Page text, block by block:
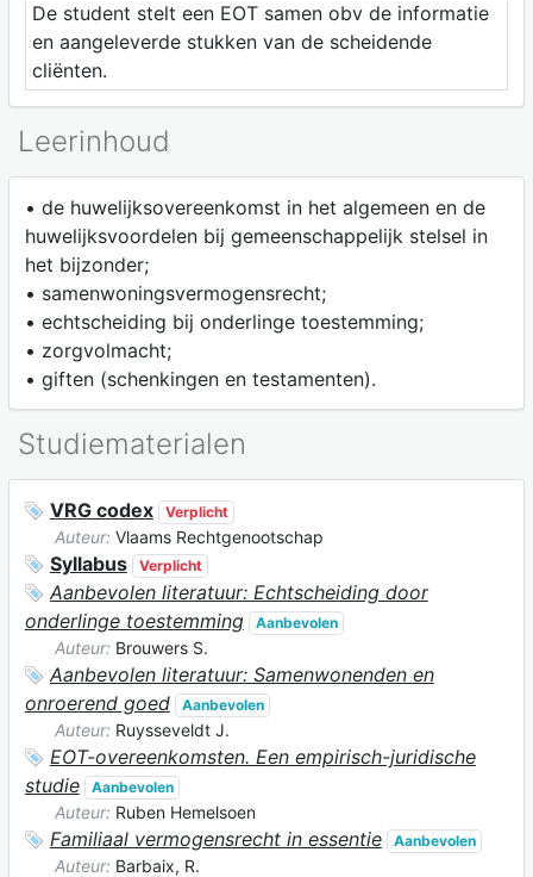
De student stelt een EOT samen obv de informatie
en aangeleverde stukken van de scheidende
cliënten.
Leerinhoud
• de huwelijksovereenkomst in het algemeen en de
huwelijksvoordelen bij gemeenschappelijk stelsel in
het bijzonder;
• samenwoningsvermogensrecht;
• echtscheiding bij onderlinge toestemming;
• zorgvolmacht;
• giften (schenkingen en testamenten).
Studiematerialen
VRG codex Verplicht
Auteur: Vlaams Rechtgenootschap
Syllabus Verplicht
Aanbevolen literatuur: Echtscheiding door
onderlinge toestemming
Aanbevolen
Auteur: Brouwers S.
Aanbevolen literatuur: Samenwonenden en
onroerend goed
Aanbevolen
Auteur: Ruysseveldt J.
EOT-overeenkomsten. Een empirisch-juridische
studie
Aanbevolen
Auteur: Ruben Hemelsoen
Familiaal vermogensrecht in essentie Aanbevolen
Auteur: Barbaix, R.